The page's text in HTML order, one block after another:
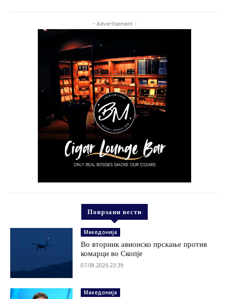
- Advertisement -
Поврзани вести
Македонија
Во вторник авионско прскање против
комарци во Скопје
07.08.2026 23:39
Македонија